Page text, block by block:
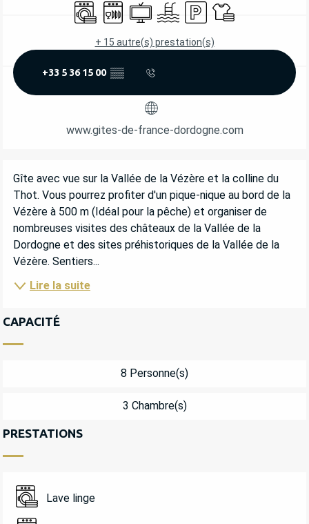
Lave lingeLave vaisselle
Télévision
PiscineParkingDraps et linge
+ 15 autre(s) prestation(s)
+33 5 36 15 00 ▒▒
www.gites-de-france-dordogne.com
DESCRIPTION
Gîte avec vue sur la Vallée de la Vézère et la colline du
Thot. Vous pourrez profiter d'un pique-nique au bord de la
Vézère à 500 m (Idéal pour la pêche) et organiser de
nombreuses visites des châteaux de la Vallée de la
Dordogne et des sites préhistoriques de la Vallée de la
Vézère. Sentiers...
Lire la suite
CAPACITÉ
8 Personne(s)
3 Chambre(s)
PRESTATIONS
Lave linge